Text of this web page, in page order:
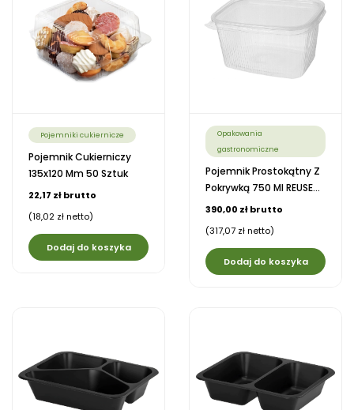
Pojemniki cukiernicze
Pojemnik Cukierniczy
135x120 Mm 50 Sztuk
22,17 zł brutto
(18,02 zł netto)
Dodaj do koszyka
Opakowania
gastronomiczne
Pojemnik Prostokątny Z
Pokrywką 750 Ml REUSE...
390,00 zł brutto
(317,07 zł netto)
Dodaj do koszyka